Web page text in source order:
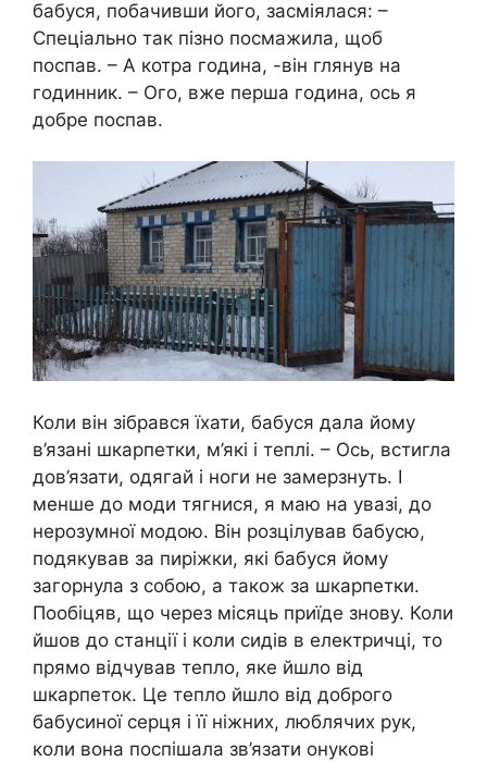
бабуся, побачивши його, засміялася: –
Спеціально так пізно посмажила, щоб
поспав. – А котра година, -він глянув на
годинник. – Ого, вже перша година, ось я
добре поспав.
Коли він зібрався їхати, бабуся дала йому
в’язані шкарпетки, м’які і теплі. – Ось, встигла
дов’язати, одягай і ноги не замерзнуть. І
менше до моди тягнися, я маю на увазі, до
нерозумної модою. Він розцілував бабусю,
подякував за пиріжки, які бабуся йому
загорнула з собою, а також за шкарпетки.
Пообіцяв, що через місяць приїде знову. Коли
йшов до станції і коли сидів в електричці, то
прямо відчував тепло, яке йшло від
шкарпеток. Це тепло йшло від доброго
бабусиної серця і її ніжних, люблячих рук,
коли вона поспішала зв’язати онукові